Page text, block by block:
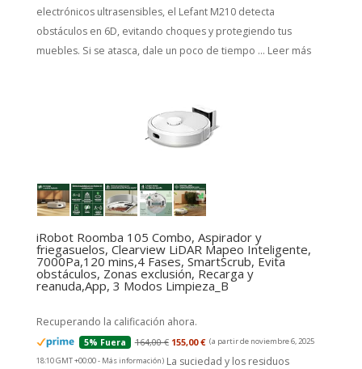
electrónicos ultrasensibles, el Lefant M210 detecta
obstáculos en 6D, evitando choques y protegiendo tus
muebles. Si se atasca, dale un poco de tiempo ... Leer más
iRobot Roomba 105 Combo, Aspirador y
friegasuelos, Clearview LiDAR Mapeo Inteligente,
7000Pa,120 mins,4 Fases, SmartScrub, Evita
obstáculos, Zonas exclusión, Recarga y
reanuda,App, 3 Modos Limpieza_B
Recuperando la calificación ahora.
5% Fuera 164,00 € 155,00 € (a partir de noviembre 6, 2025
18:10 GMT +00:00 - Más información) La suciedad y los residuos